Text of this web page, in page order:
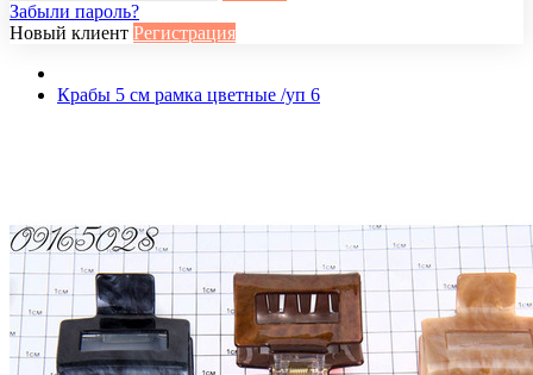
Забыли пароль?
Новый клиент Регистрация
Крабы 5 см рамка цветные /уп 6